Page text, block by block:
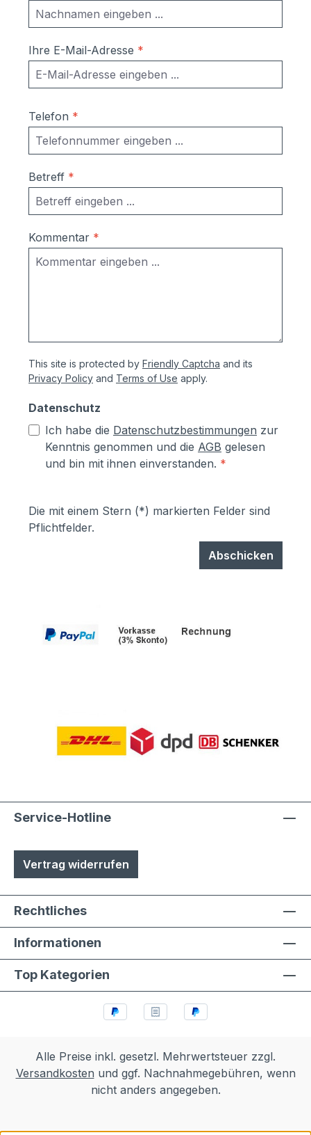
Ihre E-Mail-Adresse *
Telefon *
Betreff *
Kommentar *
This site is protected by Friendly Captcha and its
Privacy Policy and Terms of Use apply.
Datenschutz
Ich habe die Datenschutzbestimmungen zur
Kenntnis genommen und die AGB gelesen
und bin mit ihnen einverstanden. *
Die mit einem Stern (*) markierten Felder sind
Pflichtfelder.
Abschicken
Service-Hotline
Vertrag widerrufen
Rechtliches
Informationen
Top Kategorien
Alle Preise inkl. gesetzl. Mehrwertsteuer zzgl.
Versandkosten und ggf. Nachnahmegebühren, wenn
nicht anders angegeben.